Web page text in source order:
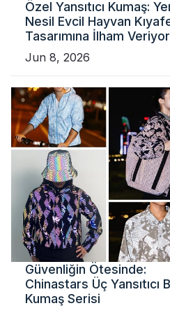
Özel Yansıtıcı Kumaş:
Nesil Evcil Hayvan
Tasarımına İlham Veriyor
Jun 8, 2026
Güvenliğin Ötesinde:
Chinastars Üç Yansıtıcı
Kumaş Serisi